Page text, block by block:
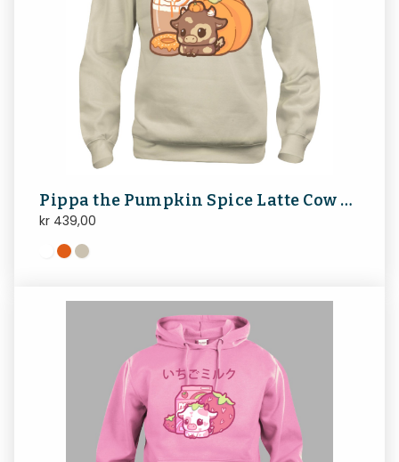
Pippa the Pumpkin Spice Latte Cow Genseren
kr 439,00